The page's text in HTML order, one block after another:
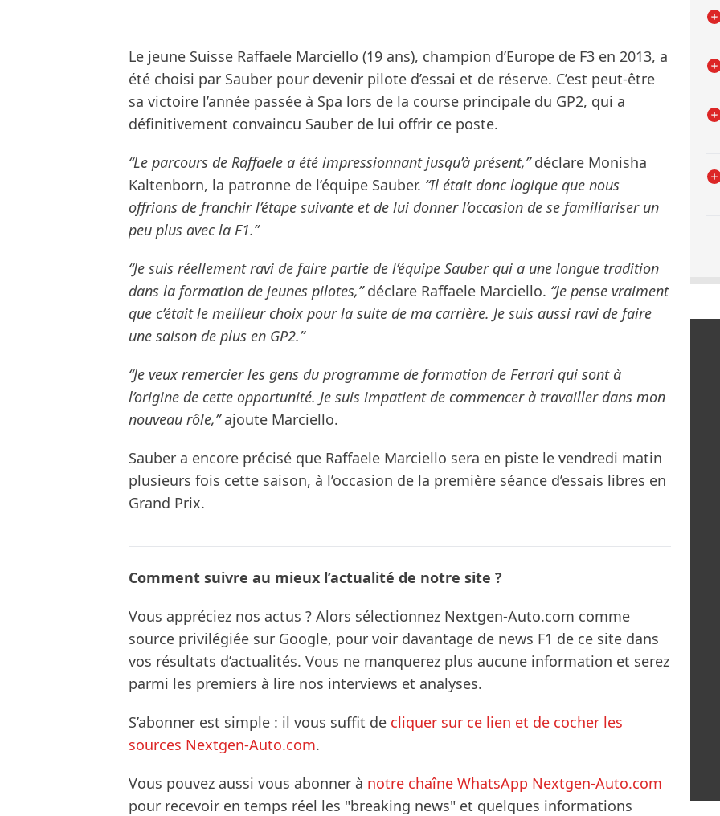
Le jeune Suisse Raffaele Marciello (19 ans), champion d’Europe de F3 en 2013, a
été choisi par Sauber pour devenir pilote d’essai et de réserve. C’est peut-être
sa victoire l’année passée à Spa lors de la course principale du GP2, qui a
définitivement convaincu Sauber de lui offrir ce poste.
“Le parcours de Raffaele a été impressionnant jusqu’à présent,”déclare Monisha
Kaltenborn, la patronne de l’équipe Sauber. “Il était donc logique que nous
offrions de franchir l’étape suivante et de lui donner l’occasion de se familiariser un
peu plus avec la F1.”
“Je suis réellement ravi de faire partie de l’équipe Sauber qui a une longue tradition
dans la formation de jeunes pilotes,”déclare Raffaele Marciello. “Je pense vraiment
que c’était le meilleur choix pour la suite de ma carrière. Je suis aussi ravi de faire
une saison de plus en GP2.”
“Je veux remercier les gens du programme de formation de Ferrari qui sont à
l’origine de cette opportunité. Je suis impatient de commencer à travailler dans mon
nouveau rôle,”ajoute Marciello.
Sauber a encore précisé que Raffaele Marciello sera en piste le vendredi matin
plusieurs fois cette saison, à l’occasion de la première séance d’essais libres en
Grand Prix.
Comment suivre au mieux l’actualité de notre site ?
Vous appréciez nos actus ? Alors sélectionnez Nextgen-Auto.com comme
source privilégiée sur Google, pour voir davantage de news F1 de ce site dans
vos résultats d’actualités. Vous ne manquerez plus aucune information et serez
parmi les premiers à lire nos interviews et analyses.
S’abonner est simple : il vous suffit de cliquer sur ce lien et de cocher les
sources Nextgen-Auto.com.
Vous pouvez aussi vous abonner à notre chaîne WhatsApp Nextgen-Auto.com
pour recevoir en temps réel les "breaking news" et quelques informations